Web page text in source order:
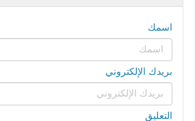
اسمك
بريدك الإلكتروني
التعليق